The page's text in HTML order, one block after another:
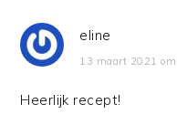
eline
13 maart 2021
Heerlijk recept!